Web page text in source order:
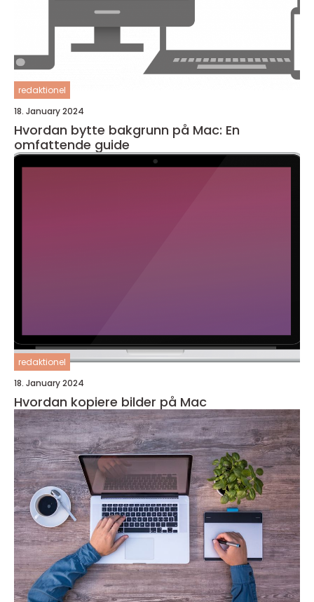
redaktionel
18. January 2024
Hvordan bytte bakgrunn på Mac: En
omfattende guide
redaktionel
18. January 2024
Hvordan kopiere bilder på Mac